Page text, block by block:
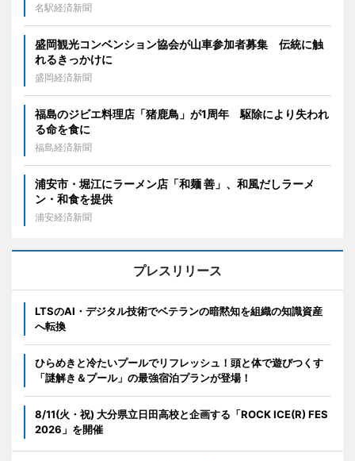
名駅経済新聞
盛岡観光コンベンション協会が山車参加者募集 伝統に触
れるきっかけに
盛岡経済新聞
福島のジビエ料理店「猪鹿鳥」が1周年 駆除により失われ
る命を食に
福島経済新聞
浦安市・堀江にラーメン店「和麺 善」、和風だしラーメ
ン・和食を提供
浦安経済新聞
プレスリリース
LTSのAI・デジタル技術でベテランの暗黙知を組織の知識資産
へ転換
ひらめきと冷たいプールでリフレッシュ！頭と体で遊びつくす
「謎解き＆プール」の最強宿泊プランが登場！
8/11(火・祝) 大分県立日田高校と企画する「ROCK ICE(R) FES
2026」を開催